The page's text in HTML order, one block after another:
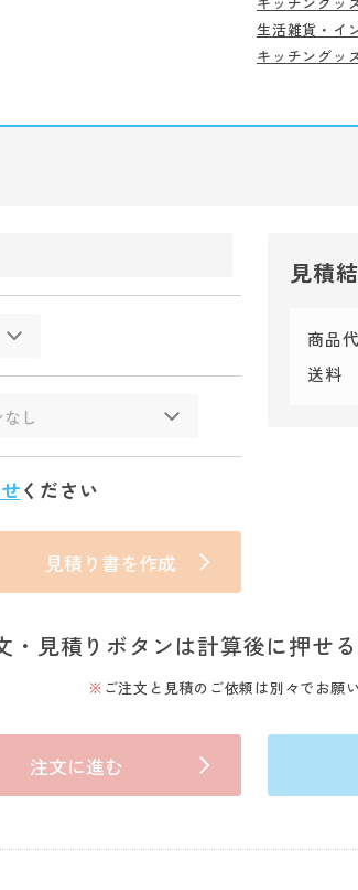
生活雑貨・イ
キッチングッ
ください
見積り書を作成
見積
商品代
送料
・見積りボタンは計算後に押せる
ご注文と見積のご依頼は別々でお願
注文に進む